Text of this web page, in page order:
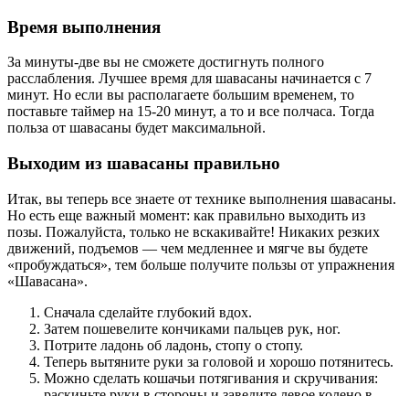
Время выполнения
За минуты-две вы не сможете достигнуть полного
расслабления. Лучшее время для шавасаны начинается с 7
минут. Но если вы располагаете большим временем, то
поставьте таймер на 15-20 минут, а то и все полчаса. Тогда
польза от шавасаны будет максимальной.
Выходим из шавасаны правильно
Итак, вы теперь все знаете от технике выполнения шавасаны.
Но есть еще важный момент: как правильно выходить из
позы. Пожалуйста, только не вскакивайте! Никаких резких
движений, подъемов — чем медленнее и мягче вы будете
«пробуждаться», тем больше получите пользы от упражнения
«Шавасана».
Сначала сделайте глубокий вдох.
Затем пошевелите кончиками пальцев рук, ног.
Потрите ладонь об ладонь, стопу о стопу.
Теперь вытяните руки за головой и хорошо потянитесь.
Можно сделать кошачьи потягивания и скручивания: